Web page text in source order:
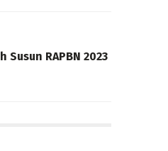
RAPBN 2023